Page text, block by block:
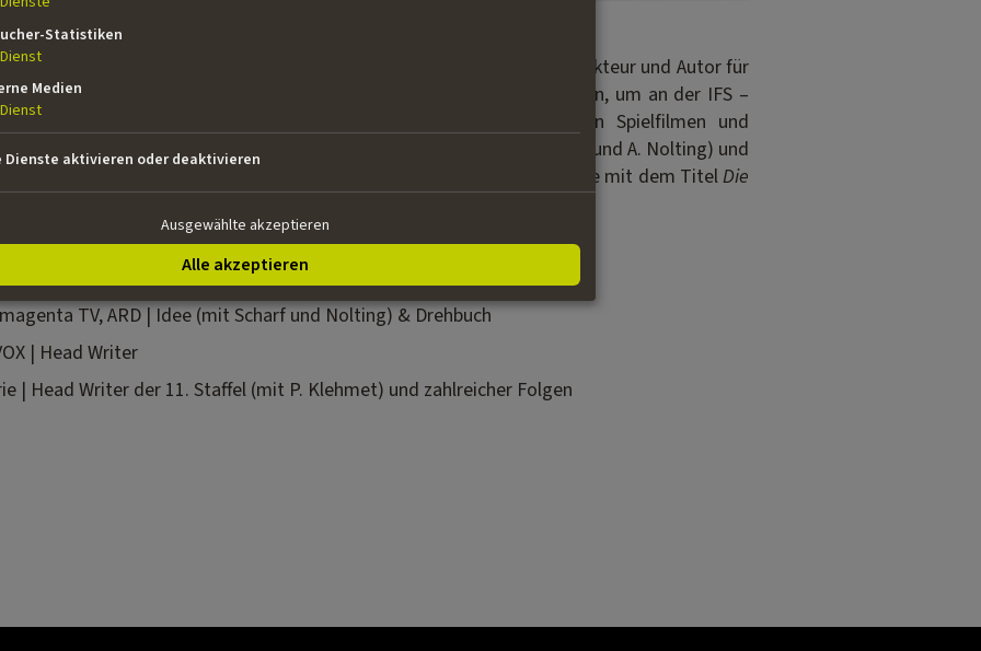
in München, arbeitete Klaus Wolfertstetter zunächst als Junior-Redakteur und Autor für
später als Texter für eine Kölner Werbeagentur. Er blieb in Köln, um an der IFS –
zu studieren und erhielt 2005 einen BA. Seitdem war er an Spielfilmen und
Autor beteiligt. Zuletzt war er Mitgestalter (zusammen mit J.M. Scharf und A. Nolting) und
. Er hat auch eine Romanreihe für Jugendliche mit dem TitelDie
die im Thienemann Verlag erschienen ist.
TV, ARD | Idee (mit Scharf und Nolting) & Drehbuch
| Head Writer
| Head Writer der 11. Staffel (mit P. Klehmet) und zahlreicher Folgen
Statistiken
Dienst
Medien
Dienst
Dienste aktivieren oder deaktivieren
Ausgewählte akzeptieren
Alle akzeptieren